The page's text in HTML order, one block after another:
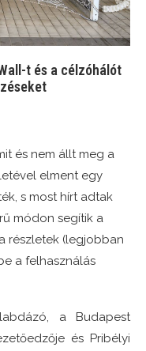
t és a célzóhálót
és nem állt meg a
elment egy
s most hírt adtak
módon segítik a
részletek (legjobban
a felhasználás
a Budapest
és Pribélyi